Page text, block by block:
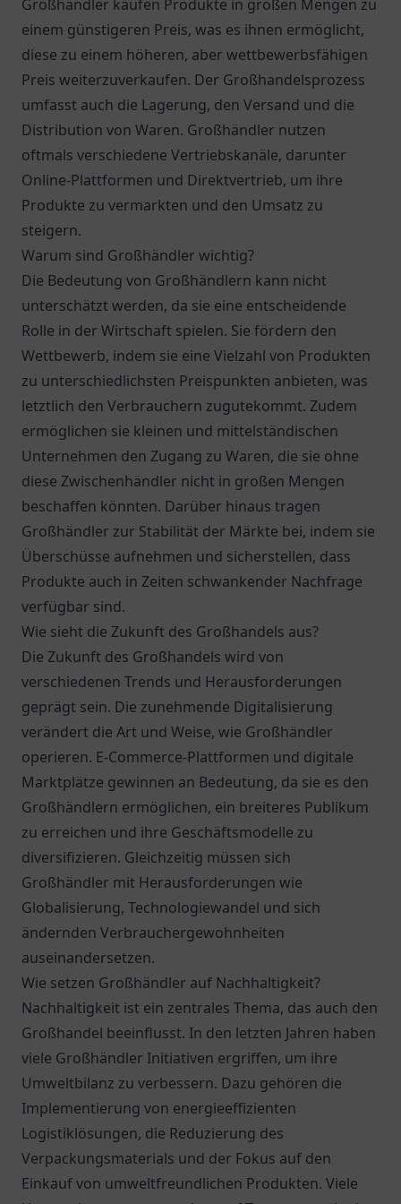
Großhändler kaufen Produkte in großen Mengen zu
einem günstigeren Preis, was es ihnen ermöglicht,
diese zu einem höheren, aber wettbewerbsfähigen
Preis weiterzuverkaufen. Der Großhandelsprozess
umfasst auch die Lagerung, den Versand und die
Distribution von Waren. Großhändler nutzen
oftmals verschiedene Vertriebskanäle, darunter
Online-Plattformen und Direktvertrieb, um ihre
Produkte zu vermarkten und den Umsatz zu
steigern.
Warum sind Großhändler wichtig?
Die Bedeutung von Großhändlern kann nicht
unterschätzt werden, da sie eine entscheidende
Rolle in der Wirtschaft spielen. Sie fördern den
Wettbewerb, indem sie eine Vielzahl von Produkten
zu unterschiedlichsten Preispunkten anbieten, was
letztlich den Verbrauchern zugutekommt. Zudem
ermöglichen sie kleinen und mittelständischen
Unternehmen den Zugang zu Waren, die sie ohne
diese Zwischenhändler nicht in großen Mengen
beschaffen könnten. Darüber hinaus tragen
Großhändler zur Stabilität der Märkte bei, indem sie
Überschüsse aufnehmen und sicherstellen, dass
Produkte auch in Zeiten schwankender Nachfrage
verfügbar sind.
Wie sieht die Zukunft des Großhandels aus?
Die Zukunft des Großhandels wird von
verschiedenen Trends und Herausforderungen
geprägt sein. Die zunehmende Digitalisierung
verändert die Art und Weise, wie Großhändler
operieren. E-Commerce-Plattformen und digitale
Marktplätze gewinnen an Bedeutung, da sie es den
Großhändlern ermöglichen, ein breiteres Publikum
zu erreichen und ihre Geschäftsmodelle zu
diversifizieren. Gleichzeitig müssen sich
Großhändler mit Herausforderungen wie
Globalisierung, Technologiewandel und sich
ändernden Verbrauchergewohnheiten
auseinandersetzen.
Wie setzen Großhändler auf Nachhaltigkeit?
Nachhaltigkeit ist ein zentrales Thema, das auch den
Großhandel beeinflusst. In den letzten Jahren haben
viele Großhändler Initiativen ergriffen, um ihre
Umweltbilanz zu verbessern. Dazu gehören die
Implementierung von energieeffizienten
Logistiklösungen, die Reduzierung des
Verpackungsmaterials und der Fokus auf den
Einkauf von umweltfreundlichen Produkten. Viele